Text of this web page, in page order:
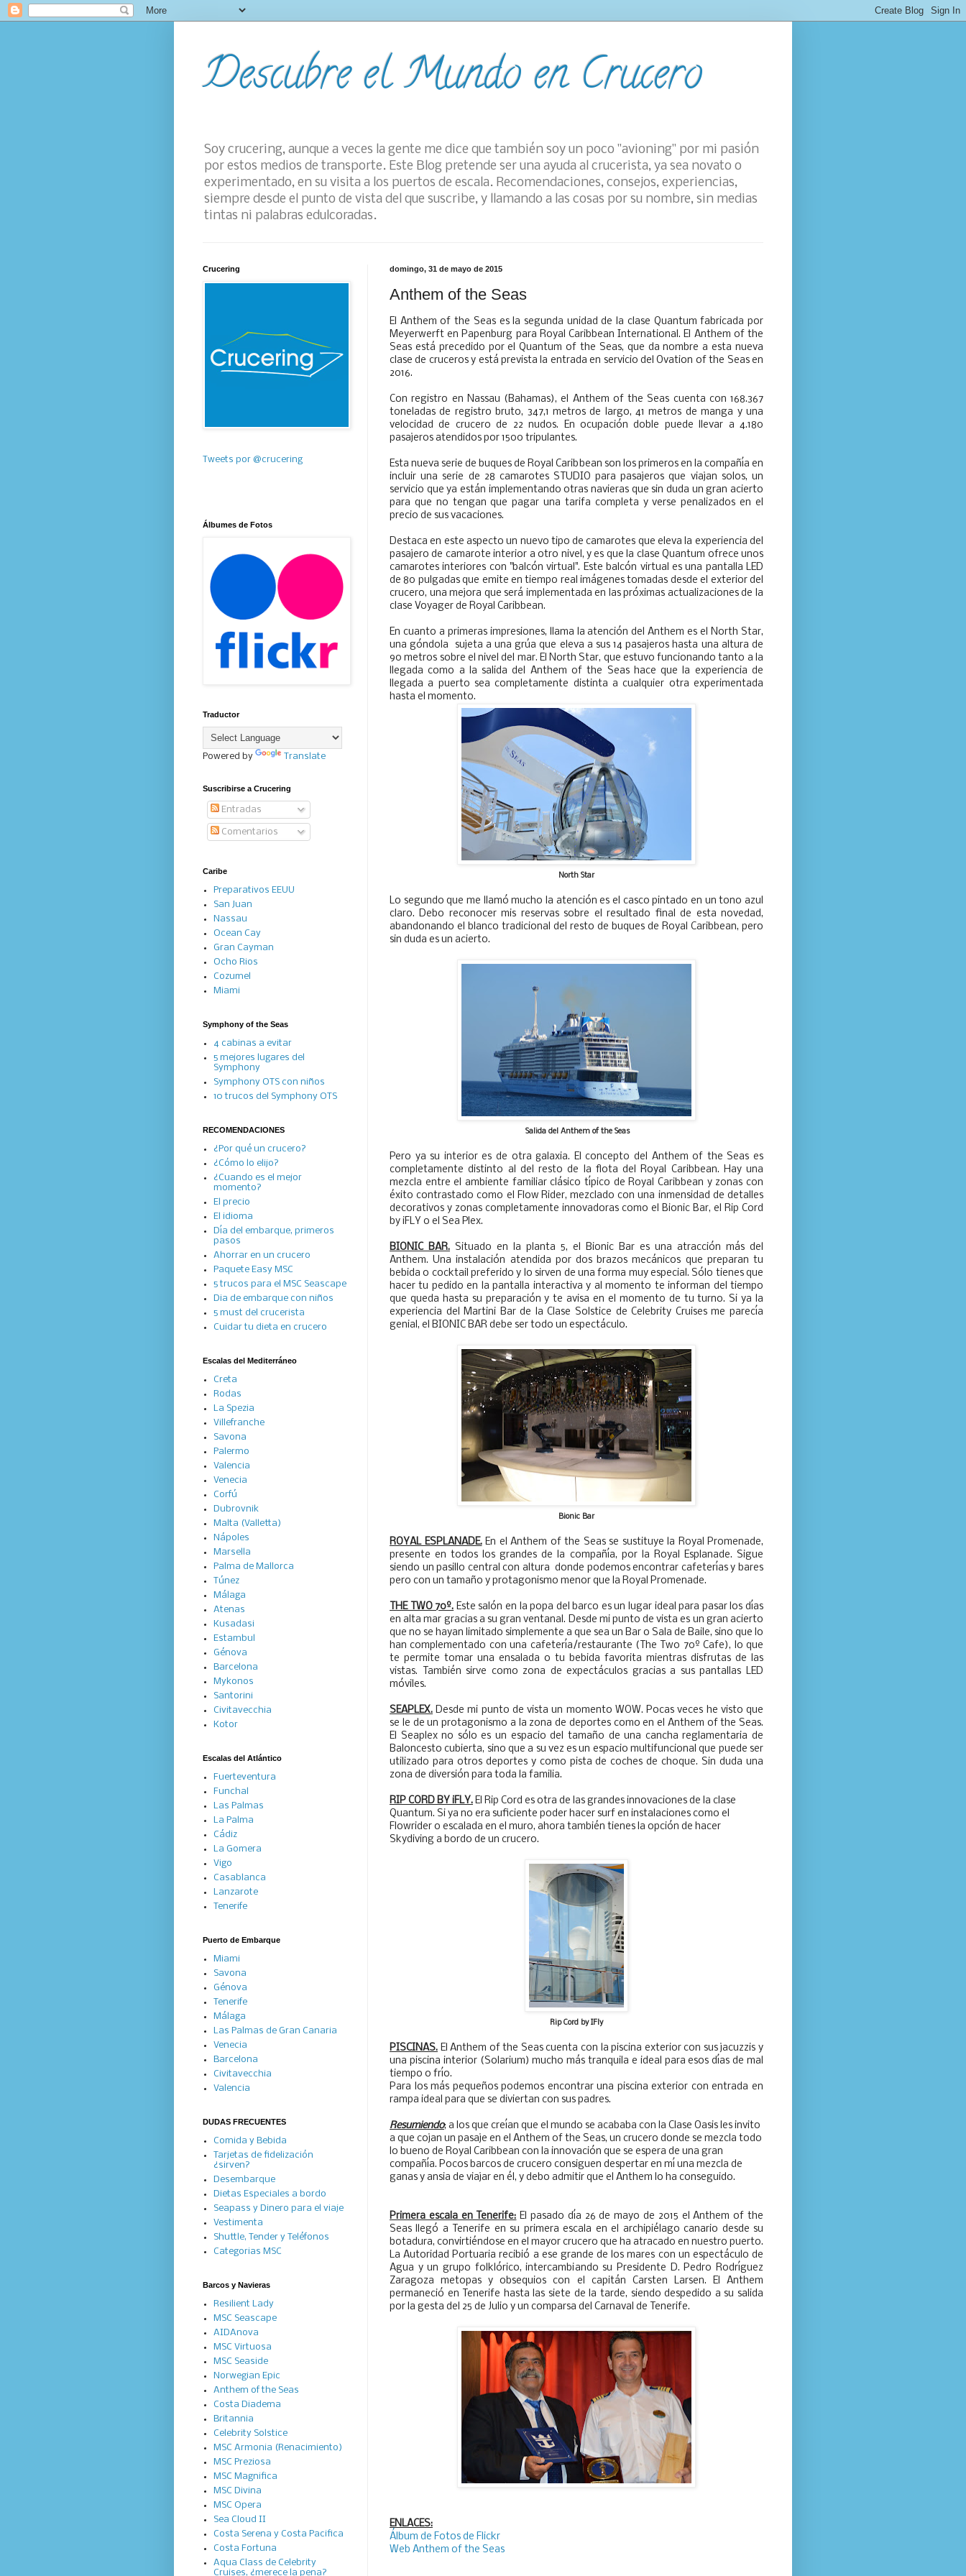
Descubre el Mundo en Crucero
Soy crucering, aunque a veces la gente me dice que también soy un poco "avioning" por mi pasión
por estos medios de transporte. Este Blog pretende ser una ayuda al crucerista, ya sea novato o
experimentado, en su visita a los puertos de escala. Recomendaciones, consejos, experiencias,
siempre desde el punto de vista del que suscribe, y llamando a las cosas por su nombre, sin medias
tintas ni palabras edulcoradas.
domingo, 31 de mayo de 2015
Anthem of the Seas
El Anthem of the Seas es la segunda unidad de la clase Quantum fabricada por
Meyerwerft en Papenburg para Royal Caribbean International. El Anthem of the
Seas está precedido por el Quantum of the Seas, que da nombre a esta nueva
clase de cruceros y está prevista la entrada en servicio del Ovation of the Seas en
2016.
Con registro en Nassau (Bahamas), el Anthem of the Seas cuenta con 168.367
toneladas de registro bruto, 347,1 metros de largo, 41 metros de manga y una
velocidad de crucero de 22 nudos. En ocupación doble puede llevar a 4.180
pasajeros atendidos por 1500 tripulantes.
Esta nueva serie de buques de Royal Caribbean son los primeros en la compañía en
incluir una serie de 28 camarotes STUDIO para pasajeros que viajan solos, un
servicio que ya están implementando otras navieras que sin duda un gran acierto
para que no tengan que pagar una tarifa completa y verse penalizados en el
precio de sus vacaciones.
Destaca en este aspecto un nuevo tipo de camarotes que eleva la experiencia del
pasajero de camarote interior a otro nivel, y es que la clase Quantum ofrece unos
camarotes interiores con "balcón virtual". Este balcón virtual es una pantalla LED
de 80 pulgadas que emite en tiempo real imágenes tomadas desde el exterior del
crucero, una mejora que será implementada en las próximas actualizaciones de la
clase Voyager de Royal Caribbean.
En cuanto a primeras impresiones, llama la atención del Anthem es el North Star,
una góndola sujeta a una grúa que eleva a sus 14 pasajeros hasta una altura de
90 metros sobre el nivel del mar. El North Star, que estuvo funcionando tanto a la
llegada como a la salida del Anthem of the Seas hace que la experiencia de
llegada a puerto sea completamente distinta a cualquier otra experimentada
hasta el momento.
North Star
Lo segundo que me llamó mucho la atención es el casco pintado en un tono azul
claro. Debo reconocer mis reservas sobre el resultado final de esta novedad,
abandonando el blanco tradicional del resto de buques de Royal Caribbean, pero
sin duda es un acierto.
Salida del Anthem of the Seas
Pero ya su interior es de otra galaxia. El concepto del Anthem of the Seas es
completamente distinto al del resto de la flota del Royal Caribbean. Hay una
mezcla entre el ambiente familiar clásico típico de Royal Caribbean y zonas con
éxito contrastado como el Flow Rider, mezclado con una inmensidad de detalles
decorativos y zonas completamente innovadoras como el Bionic Bar, el Rip Cord
by iFLY o el Sea Plex.
BIONIC BAR. Situado en la planta 5, el Bionic Bar es una atracción más del
Anthem. Una instalación atendida por dos brazos mecánicos que preparan tu
bebida o cocktail preferido y lo sirven de una forma muy especial. Sólo tienes que
hacer tu pedido en la pantalla interactiva y al momento te informan del tiempo
que queda hasta su preparación y te avisa en el momento de tu turno. Si ya la
experiencia del Martini Bar de la Clase Solstice de Celebrity Cruises me parecía
genial, el BIONIC BAR debe ser todo un espectáculo.
Bionic Bar
ROYAL ESPLANADE.En el Anthem of the Seas se sustituye la Royal Promenade,
presente en todos los grandes de la compañía, por la Royal Esplanade. Sigue
siendo un pasillo central con altura donde podemos encontrar cafeterías y bares
pero con un tamaño y protagonismo menor que la Royal Promenade.
THE TWO 70º. Este salón en la popa del barco es un lugar ideal para pasar los días
en alta mar gracias a su gran ventanal. Desde mi punto de vista es un gran acierto
que no se hayan limitado simplemente a que sea un Bar o Sala de Baile, sino que lo
han complementado con una cafetería/restaurante (The Two 70º Cafe), lo que
te permite tomar una ensalada o tu bebida favorita mientras disfrutas de las
vistas. También sirve como zona de expectáculos gracias a sus pantallas LED
móviles.
SEAPLEX. Desde mi punto de vista un momento WOW. Pocas veces he visto que
se le de un protagonismo a la zona de deportes como en el Anthem of the Seas.
El Seaplex no sólo es un espacio del tamaño de una cancha reglamentaria de
Baloncesto cubierta, sino que a su vez es un espacio multifuncional que puede ser
utilizado para otros deportes y como pista de coches de choque. Sin duda una
zona de diversión para toda la familia.
RIP CORD BY iFLY. El Rip Cord es otra de las grandes innovaciones de la clase
Quantum. Si ya no era suficiente poder hacer surf en instalaciones como el
Flowrider o escalada en el muro, ahora también tienes la opción de hacer
Skydiving a bordo de un crucero.
Rip Cord by IFly
PISCINAS. El Anthem of the Seas cuenta con la piscina exterior con sus jacuzzis y
una piscina interior (Solarium) mucho más tranquila e ideal para esos días de mal
tiempo o frío.
Para los más pequeños podemos encontrar una piscina exterior con entrada en
rampa ideal para que se diviertan con sus padres.
Resumiendo; a los que creían que el mundo se acababa con la Clase Oasis les invito
a que cojan un pasaje en el Anthem of the Seas, un crucero donde se mezcla todo
lo bueno de Royal Caribbean con la innovación que se espera de una gran
compañía. Pocos barcos de crucero consiguen despertar en mí una mezcla de
ganas y ansia de viajar en él, y debo admitir que el Anthem lo ha conseguido.
Primera escala en Tenerife: El pasado día 26 de mayo de 2015 el Anthem of the
Seas llegó a Tenerife en su primera escala en el archipiélago canario desde su
botadura, convirtiéndose en el mayor crucero que ha atracado en nuestro puerto.
La Autoridad Portuaria recibió a ese grande de los mares con un espectáculo de
Agua y un grupo folklórico, intercambiando su Presidente D. Pedro Rodríguez
Zaragoza metopas y obsequios con el capitán Carsten Larsen. El Anthem
permaneció en Tenerife hasta las siete de la tarde, siendo despedido a su salida
por la gesta del 25 de Julio y un comparsa del Carnaval de Tenerife.
ENLACES:
Álbum de Fotos de Flickr
Web Anthem of the Seas
Crucering
Tweets por @crucering
Álbumes de Fotos
Traductor
Powered by Translate
Suscribirse a Crucering
Entradas
Comentarios
Caribe
Preparativos EEUU
San Juan
Nassau
Ocean Cay
Gran Cayman
Ocho Rios
Cozumel
Miami
Symphony of the Seas
4 cabinas a evitar
5 mejores lugares del
Symphony
Symphony OTS con niños
10 trucos del Symphony OTS
RECOMENDACIONES
¿Por qué un crucero?
¿Cómo lo elijo?
¿Cuando es el mejor
momento?
El precio
El idioma
Día del embarque, primeros
pasos
Ahorrar en un crucero
Paquete Easy MSC
5 trucos para el MSC Seascape
Dia de embarque con niños
5 must del crucerista
Cuidar tu dieta en crucero
Escalas del Mediterráneo
Creta
Rodas
La Spezia
Villefranche
Savona
Palermo
Valencia
Venecia
Corfú
Dubrovnik
Malta (Valletta)
Nápoles
Marsella
Palma de Mallorca
Túnez
Málaga
Atenas
Kusadasi
Estambul
Génova
Barcelona
Mykonos
Santorini
Civitavecchia
Kotor
Escalas del Atlántico
Fuerteventura
Funchal
Las Palmas
La Palma
Cádiz
La Gomera
Vigo
Casablanca
Lanzarote
Tenerife
Puerto de Embarque
Miami
Savona
Génova
Tenerife
Málaga
Las Palmas de Gran Canaria
Venecia
Barcelona
Civitavecchia
Valencia
DUDAS FRECUENTES
Comida y Bebida
Tarjetas de fidelización
¿sirven?
Desembarque
Dietas Especiales a bordo
Seapass y Dinero para el viaje
Vestimenta
Shuttle, Tender y Teléfonos
Categorias MSC
Barcos y Navieras
Resilient Lady
MSC Seascape
AIDAnova
MSC Virtuosa
MSC Seaside
Norwegian Epic
Anthem of the Seas
Costa Diadema
Britannia
Celebrity Solstice
MSC Armonia (Renacimiento)
MSC Preziosa
MSC Magnifica
MSC Divina
MSC Opera
Sea Cloud II
Costa Serena y Costa Pacifica
Costa Fortuna
Aqua Class de Celebrity
Cruises, ¿merece la pena?